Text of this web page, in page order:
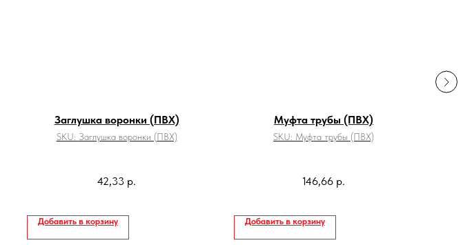
Заглушка воронки (ПВХ)
SKU: Заглушка воронки (ПВХ)
42,33 р.
Добавить в корзину
Муфта трубы (ПВХ)
SKU: Муфта трубы (ПВХ)
146,66 р.
Добавить в корзину